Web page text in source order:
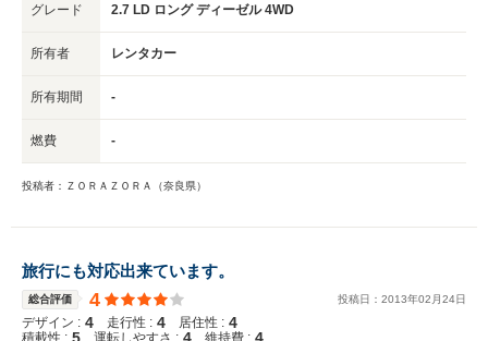
グレード 2.7 LD ロング ディーゼル 4WD
所有者 レンタカー
所有期間 -
燃費 -
投稿者：ＺＯＲＡＺＯＲＡ（奈良県）
旅行にも対応出来ています。
総合評価 4 投稿日： 2013年02 月24日
デザイン : 4 走行性 : 4 居住性 : 4
積載性 : 5 運転しやすさ : 4 維持費 : 4